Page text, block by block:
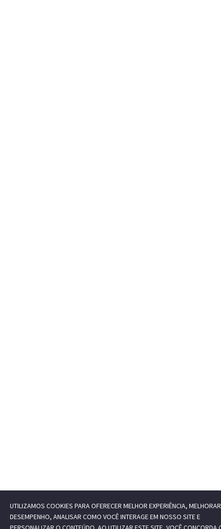
UTILIZAMOS COOKIES PARA OFERECER MELHOR EXPERIÊNCIA,
DESEMPENHO, ANALISAR COMO VOCÊ INTERAGE EM NOSSO SITE E